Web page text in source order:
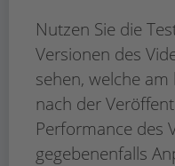
Nutzen Sie die
Versionen des
sehen, welche
nach der
Performance des
gegebenenfalls